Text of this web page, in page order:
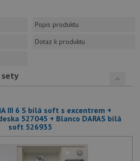
Popis produktu
Dotaz k produktu
sety
III 6 S bílá soft s excentrem +
527045 + Blanco DARAS bílá
soft 526935